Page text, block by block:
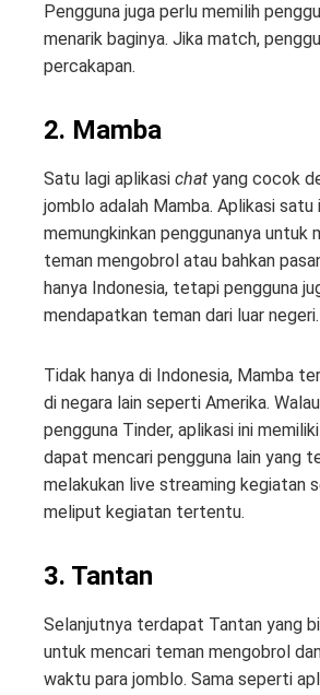
Pengguna juga perlu memilih
menarik baginya. Jika match,
percakapan.
2. Mamba
Satu lagi aplikasi chat yang cocok
jomblo adalah Mamba. Aplikasi satu
memungkinkan penggunanya untuk
teman mengobrol atau bahkan
hanya Indonesia, tetapi pengguna
mendapatkan teman dari luar negeri.
Tidak hanya di Indonesia, Mamba
di negara lain seperti Amerika.
pengguna Tinder, aplikasi ini
dapat mencari pengguna lain yang
melakukan live streaming kegiatan
meliput kegiatan tertentu.
3. Tantan
Selanjutnya terdapat Tantan yang
untuk mencari teman mengobrol
waktu para jomblo. Sama seperti